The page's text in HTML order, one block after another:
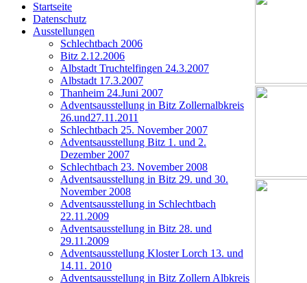
Startseite
Datenschutz
Ausstellungen
Schlechtbach 2006
Bitz 2.12.2006
Albstadt Truchtelfingen 24.3.2007
Albstadt 17.3.2007
Thanheim 24.Juni 2007
Adventsausstellung in Bitz Zollernalbkreis
26.und27.11.2011
Schlechtbach 25. November 2007
Adventsausstellung Bitz 1. und 2.
Dezember 2007
Schlechtbach 23. November 2008
Adventsausstellung in Bitz 29. und 30.
November 2008
Adventsausstellung in Schlechtbach
22.11.2009
Adventsausstellung in Bitz 28. und
29.11.2009
Adventsausstellung Kloster Lorch 13. und
14.11. 2010
Adventsausstellung in Bitz Zollern Albkreis